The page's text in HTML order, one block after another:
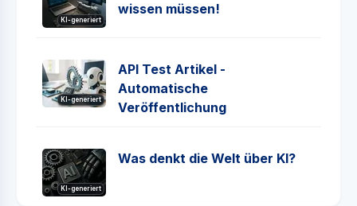
KI-generiert
wissen müssen!
KI-generiert
API Test Artikel -
Automatische
Veröffentlichung
KI-generiert
Was denkt die Welt über KI?